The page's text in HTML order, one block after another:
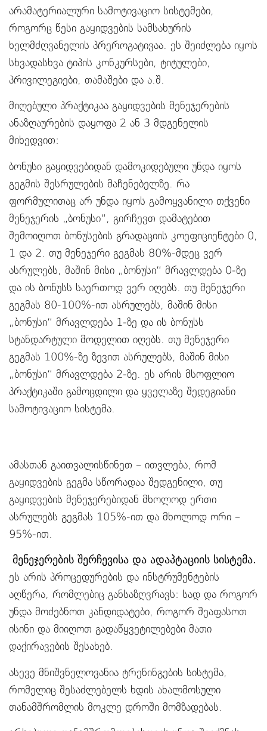
არამატერიალური სამოტივაციო სისტემები,
როგორც წესი გაყიდვების სამსახურის
ხელმძღვანელის პრეროგატივაა. ეს შეიძლება იყოს
სხვადასხვა ტიპის კონკურსები, ტიტულები,
პრივილეგიები, თამაშები და ა.შ.
მიღებული პრაქტიკაა გაყიდვების მენეჯერების
ანაზღაურების დაყოფა 2 ან 3 მდგენელის
მიხედვით:
ბონუსი გაყიდვებიდან დამოკიდებული უნდა იყოს
გეგმის შესრულების მაჩენებელზე. რა
ფორმულითაც არ უნდა იყოს გამოყვანილი თქვენი
მენეჯერის „ბონუსი“, გირჩევთ დამატებით
შემოიღოთ ბონუსების გრადაციის კოეფიციენტები 0,
1 და 2. თუ მენეჯერი გეგმას 80%-მდეც ვერ
ასრულებს, მაშინ მისი „ბონუსი“ მრავლდება 0-ზე
და ის ბონუსს საერთოდ ვერ იღებს. თუ მენეჯერი
გეგმას 80-100%-ით ასრულებს, მაშინ მისი
„ბონუსი“ მრავლდება 1-ზე და ის ბონუსს
სტანდარტული მოდელით იღებს. თუ მენეჯერი
გეგმას 100%-ზე ზევით ასრულებს, მაშინ მისი
„ბონუსი“ მრავლდება 2-ზე. ეს არის მსოფლიო
პრაქტიკაში გამოცდილი და ყველაზე შედეგიანი
სამოტივაციო სისტემა.
ამასთან გაითვალისწინეთ – ითვლება, რომ
გაყიდვების გეგმა სწორადაა შედგენილი, თუ
გაყიდვების მენეჯერებიდან მხოლოდ ერთი
ასრულებს გეგმას 105%-ით და მხოლოდ ორი –
95%-ით.
მენეჯერების შერჩევისა და ადაპტაციის სისტემა.
ეს არის პროცედურების და ინსტრუმენტების
აღწერა, რომლებიც განსაზღვრავს: სად და როგორ
უნდა მოძებნოთ კანდიდატები, როგორ შეაფასოთ
ისინი და მიიღოთ გადაწყვეტილებები მათი
დაქირავების შესახებ.
ასევე მნიშვნელოვანია ტრენინგების სისტემა,
რომელიც შესაძლებელს ხდის ახალმოსული
თანამშრომლის მოკლე დროში მომზადებას.